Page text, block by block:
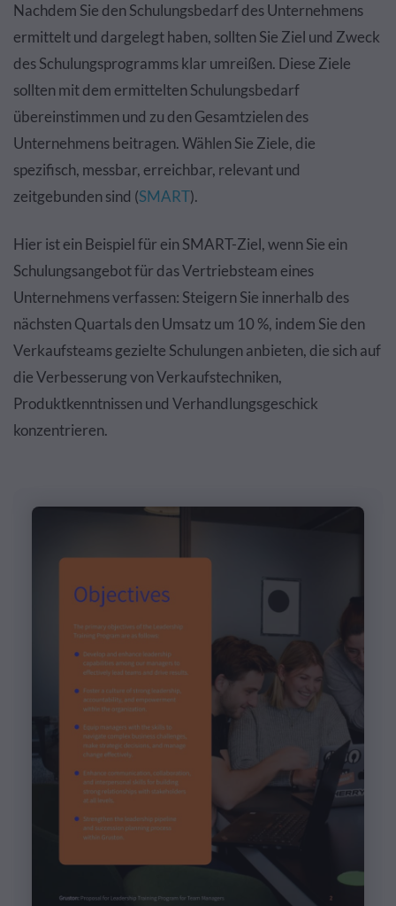
Nachdem Sie den Schulungsbedarf des Unternehmens
ermittelt und dargelegt haben, sollten Sie Ziel und Zweck
des Schulungsprogramms klar umreißen. Diese Ziele
sollten mit dem ermittelten Schulungsbedarf
übereinstimmen und zu den Gesamtzielen des
Unternehmens beitragen. Wählen Sie Ziele, die
spezifisch, messbar, erreichbar, relevant und
zeitgebunden sind (SMART).
Hier ist ein Beispiel für ein SMART-Ziel, wenn Sie ein
Schulungsangebot für das Vertriebsteam eines
Unternehmens verfassen: Steigern Sie innerhalb des
nächsten Quartals den Umsatz um 10 %, indem Sie den
Verkaufsteams gezielte Schulungen anbieten, die sich auf
die Verbesserung von Verkaufstechniken,
Produktkenntnissen und Verhandlungsgeschick
konzentrieren.